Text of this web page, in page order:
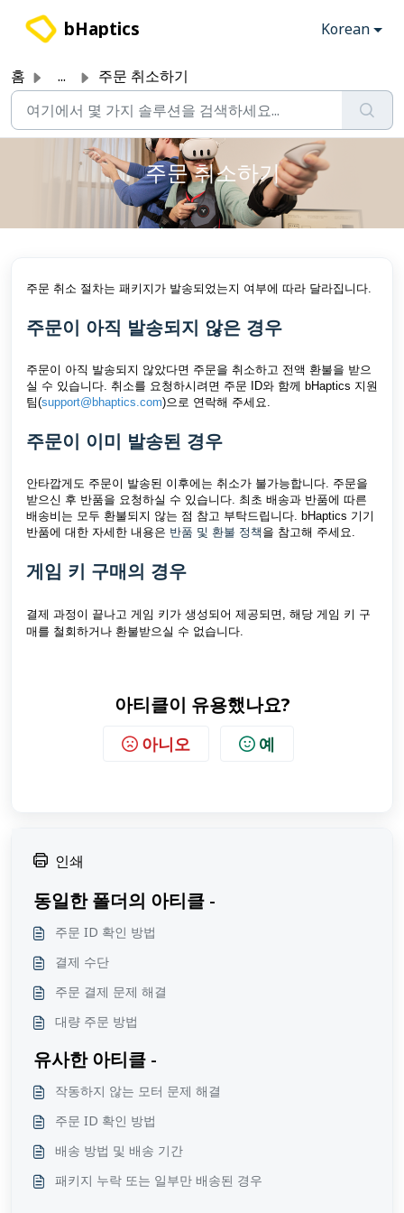
bHaptics Korean
홈 ... 주문 취소하기
주문 취소하기
주문 취소 절차는 패키지가 발송되었는지 여부에 따라 달라집니다.
주문이 아직 발송되지 않은 경우
주문이 아직 발송되지 않았다면 주문을 취소하고 전액 환불을 받으
실 수 있습니다. 취소를 요청하시려면 주문 ID와 함께 bHaptics 지원
팀(support@bhaptics.com)으로 연락해 주세요.
주문이 이미 발송된 경우
안타깝게도 주문이 발송된 이후에는 취소가 불가능합니다. 주문을
받으신 후 반품을 요청하실 수 있습니다. 최초 배송과 반품에 따른
배송비는 모두 환불되지 않는 점 참고 부탁드립니다. bHaptics 기기
반품에 대한 자세한 내용은 반품 및 환불 정책 을 참고해 주세요.
게임 키 구매의 경우
결제 과정이 끝나고 게임 키가 생성되어 제공되면, 해당 게임 키 구
매를 철회하거나 환불받으실 수 없습니다.
아티클이 유용했나요?
아니오 예
인쇄
동일한 폴더의 아티클 -
주문 ID 확인 방법
결제 수단
주문 결제 문제 해결
대량 주문 방법
유사한 아티클 -
작동하지 않는 모터 문제 해결
주문 ID 확인 방법
배송 방법 및 배송 기간
패키지 누락 또는 일부만 배송된 경우